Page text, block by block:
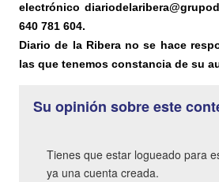
electrónico
640 781 604.
Diario de la Ribera no se hace
las que tenemos constancia de su
Su opinión sobre este
Tienes que estar logueado para
ya una cuenta creada.